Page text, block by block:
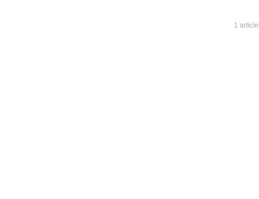
1 article